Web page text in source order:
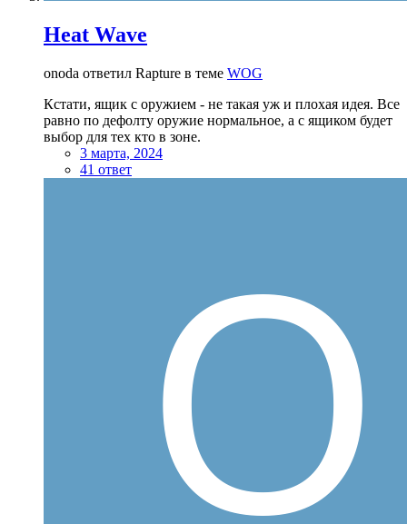
Heat Wave
onoda ответил Rapture в теме WOG
Кстати, ящик с оружием - не такая уж и плохая идея. Все
равно по дефолту оружие нормальное, а с ящиком будет
выбор для тех кто в зоне.
3 марта, 2024
41 ответ